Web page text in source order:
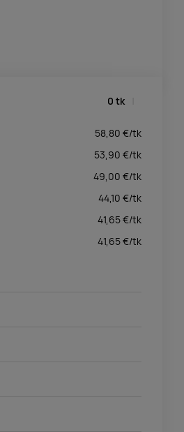
0 tk
58,80 €/tk
53,90 €/tk
49,00 €/tk
44,10 €/tk
41,65€/tk
41,65€/tk